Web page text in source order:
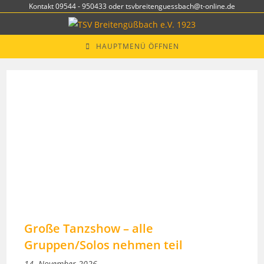
springen
Kontakt 09544 - 950433 oder tsvbreitenguessbach@t-online.de
HAUPTMENÜ ÖFFNEN
Große Tanzshow – alle
Gruppen/Solos nehmen teil